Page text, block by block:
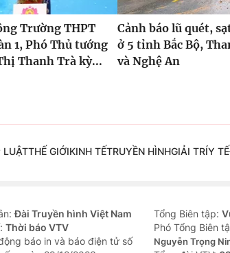
Trường THPT
1, Phó Thủ tướng
Thanh Trà kỳ...
Cảnh báo lũ quét,
ở 5 tỉnh Bắc Bộ,
và Nghệ An
LUẬTTHẾ GIỚIKINH TẾTRUYỀN HÌNHGIẢI TRÍY TẾ
Đài Truyền hình Việt Nam
Thời báo VTV
báo in và báo điện tử số
Tổng Biên tập:
Phó Tổng Biên
Nguyễn Trọng